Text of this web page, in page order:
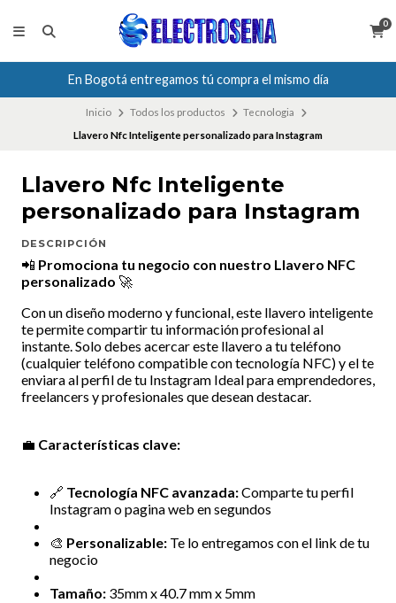
0
En Bogotá entregamos tú compra el mismo día
Inicio Todos los productos
Tecnologia
Llavero Nfc Inteligente personalizado para Instagram
Llavero Nfc Inteligente
personalizado para Instagram
DESCRIPCIÓN
📲 Promociona tu negocio con nuestro Llavero NFC
personalizado 🚀
Con un diseño moderno y funcional, este llavero inteligente
te permite compartir tu información profesional al
instante. Solo debes acercar este llavero a tu teléfono
(cualquier teléfono compatible con tecnología NFC) y el te
enviara al perfil de tu Instagram Ideal para emprendedores,
freelancers y profesionales que desean destacar.
💼 Características clave:
🔗 Tecnología NFC avanzada:Comparte tu perfil
Instagram o pagina web en segundos
🎨 Personalizable: Te lo entregamos con el link de tu
negocio
Tamaño: 35mm x 40.7 mm x 5mm